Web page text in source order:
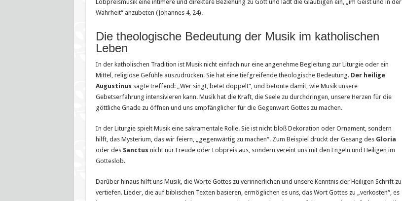
Lobpreismusik eine intimere und direktere Beziehung zu Gott und lädt die Gläubigen ein, „im Geist und in der
Wahrheit“ anzubeten (Johannes 4, 24).
Die theologische Bedeutung der Musik im katholischen
Leben
In der katholischen Tradition ist Musik nicht einfach nur eine angenehme Begleitung zur Liturgie oder ein
Mittel, religiöse Gefühle auszudrücken. Sie hat eine tiefgreifende theologische Bedeutung. Der heilige
Augustinus sagte treffend: „Wer singt, betet doppelt“, und betonte damit, wie Musik unsere
Gebetserfahrung intensivieren kann. Musik hat die Kraft, die Seele zu durchdringen, unsere Herzen für die
göttliche Gnade zu öffnen und uns empfänglicher für die Gegenwart Gottes zu machen.
In der Liturgie spielt Musik eine sakramentale Rolle. Sie ist nicht bloß Dekoration oder Ornament, sondern
hilft, das Mysterium, das wir feiern, „gegenwärtig zu machen“. Zum Beispiel drückt der Gesang des Gloria
oder des Sanctus nicht nur Freude oder Lobpreis aus, sondern vereint uns mit den Engeln und Heiligen im
Gotteslob.
Darüber hinaus hilft uns Musik, die Worte Gottes zu verinnerlichen und unsere Kenntnis der Heiligen Schrift zu
vertiefen. Lieder, die auf biblischen Texten basieren, ermöglichen es uns, das Wort Gottes zu „verkosten“, es